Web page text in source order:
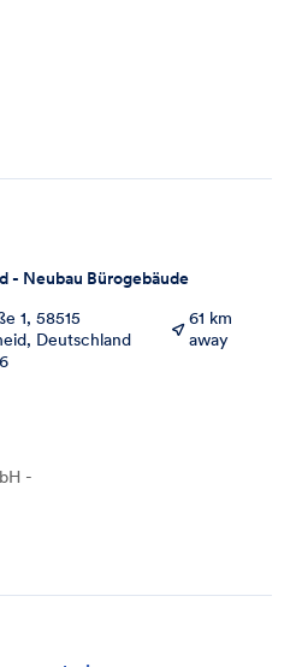
- Neubau Bürogebäude
1, 58515
Deutschland
61 km
away
-